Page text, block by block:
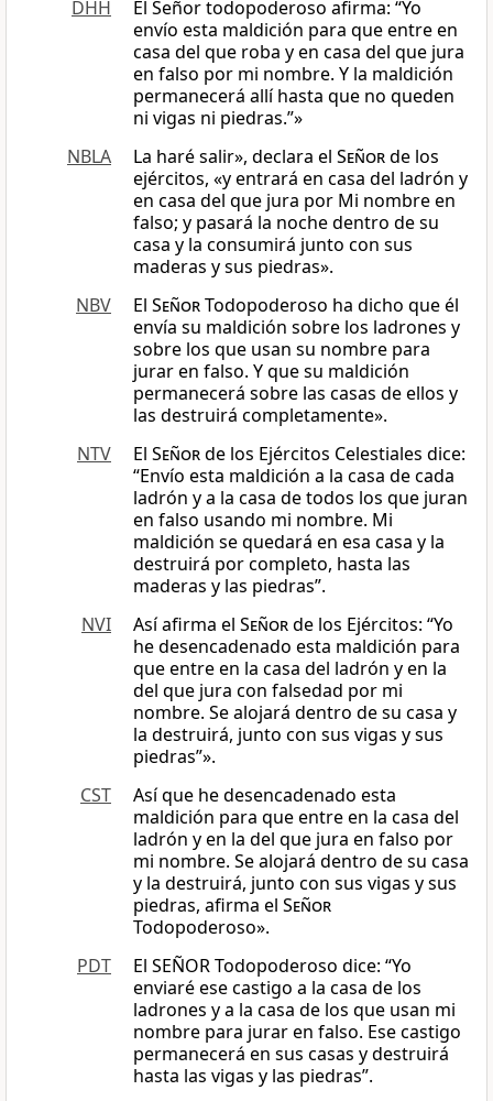
DHH
El Señor todopoderoso afirma: “Yo
envío esta maldición para que entre en
casa del que roba y en casa del que jura
en falso por mi nombre. Y la maldición
permanecerá allí hasta que no queden
ni vigas ni piedras.”»
NBLA
La haré salir», declara el Señorde los
ejércitos, «y entrará en casa del ladrón y
en casa del que jura por Mi nombre en
falso; y pasará la noche dentro de su
casa y la consumirá junto con sus
maderas y sus piedras».
NBV
El SeñorTodopoderoso ha dicho que él
envía su maldición sobre los ladrones y
sobre los que usan su nombre para
jurar en falso. Y que su maldición
permanecerá sobre las casas de ellos y
las destruirá completamente».
NTV
El Señorde los Ejércitos Celestiales dice:
“Envío esta maldición a la casa de cada
ladrón y a la casa de todos los que juran
en falso usando mi nombre. Mi
maldición se quedará en esa casa y la
destruirá por completo, hasta las
maderas y las piedras”.
NVI
Así afirma el Señorde los Ejércitos: “Yo
he desencadenado esta maldición para
que entre en la casa del ladrón y en la
del que jura con falsedad por mi
nombre. Se alojará dentro de su casa y
la destruirá, junto con sus vigas y sus
piedras”».
CST
Así que he desencadenado esta
maldición para que entre en la casa del
ladrón y en la del que jura en falso por
mi nombre. Se alojará dentro de su casa
y la destruirá, junto con sus vigas y sus
piedras, afirma el Señor
Todopoderoso».
PDT
El SEÑOR Todopoderoso dice: “Yo
enviaré ese castigo a la casa de los
ladrones y a la casa de los que usan mi
nombre para jurar en falso. Ese castigo
permanecerá en sus casas y destruirá
hasta las vigas y las piedras”.